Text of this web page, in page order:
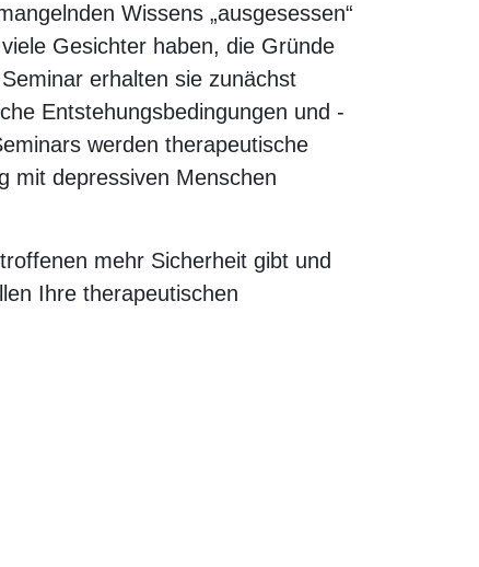
Wissens „ausgesessen“
Gesichter haben, die Gründe
erhalten sie zunächst
Entstehungsbedingungen und -
werden therapeutische
mit depressiven Menschen
mehr Sicherheit gibt und
Ihre therapeutischen